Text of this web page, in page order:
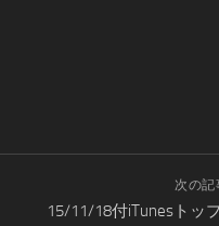
次の記
15/11/18付iTunesトッ